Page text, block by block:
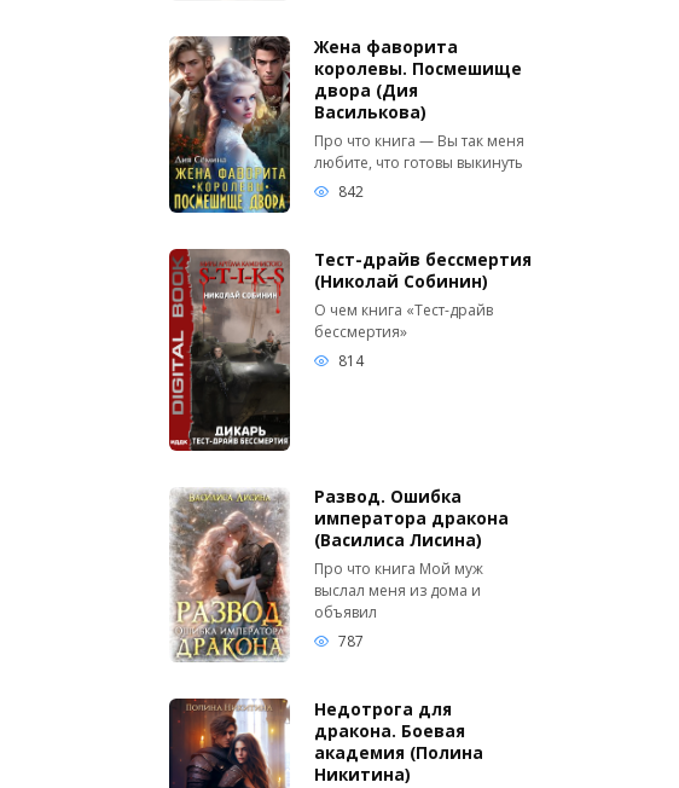
Жена фаворита
королевы. Посмешище
двора (Дия
Василькова)
Про что книга — Вы так меня
любите, что готовы выкинуть
842
Тест-драйв бессмертия
(Николай Собинин)
О чем книга «Тест-драйв
бессмертия»
814
Развод. Ошибка
императора дракона
(Василиса Лисина)
Про что книга Мой муж
выслал меня из дома и
объявил
787
Недотрога для
дракона. Боевая
академия (Полина
Никитина)